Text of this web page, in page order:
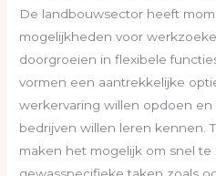
De landbouwsector heeft
mogelijkheden voor
doorgroeien in flexibele
vormen een aantrekkelijke
werkervaring willen opdoen en
bedrijven willen leren kennen.
maken het mogelijk om snel te